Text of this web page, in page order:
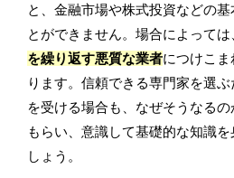
と、金融市場や株式投資などの
とができません。場合によっては
を繰り返す悪質な業者につけこま
ります。信頼できる専門家を選
を受ける場合も、なぜそうなる
もらい、意識して基礎的な知識
しょう。